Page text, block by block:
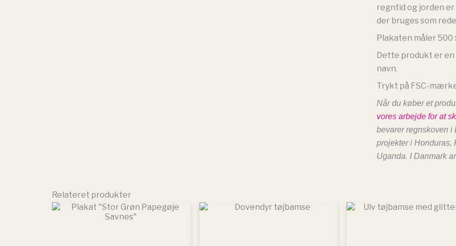
regntid og jorden
der bruges som
Plakaten måler 500
Dette produkt er
navn.
Trykt på FSC-
Når du køber et
vores arbejde for at
bevarer regnskoven i
projekter i Honduras,
Uganda. I Danmark
Relateret produkter